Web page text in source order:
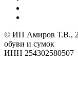
© ИП Амиров Т.В.,
обуви и сумок
ИНН 254302580507